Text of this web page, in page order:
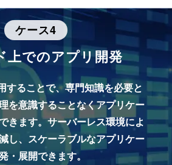
スの両立を目指しました。 その
、Azure OpenAI Service と
です。 AI機能をアプリに組み
ことであると感じていましたが、
ンタープライズグレードのセキ
ながら開発を行えるという印象を
の推論モデルを活用して難しい
現した結果、手作業でのドキュメ
が大幅に短くなり、年間570時間
いう成果を上げることができまし
ける紙文書のやり取りと問い合
ケース4
上でのアプリ開発
することで、専門知識を必要と
を意識することなくアプリケー
きます。サーバーレス環境によ
し、 スケーラブルなアプリケー
・展開できます。